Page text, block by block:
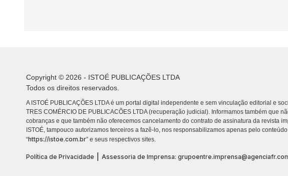
Copyright © 2026 - ISTOÉ PUBLICAÇÕES LTDA
Todos os direitos reservados.
A ISTOÉ PUBLICAÇÕES LTDA é um portal digital independente e sem vinculação editorial e
TRES COMÉRCIO DE PUBLICACÕES LTDA (recuperação judicial). Informamos também que
cobranças e que também não oferecemos cancelamento do contrato de assinatura da revista
ISTOÉ, tampouco autorizamos terceiros a fazê-lo, nos responsabilizamos apenas pelo conteúdo
“https://istoe.com.br” e seus respectivos sites.
Política de Privacidade Assessoria de Imprensa: